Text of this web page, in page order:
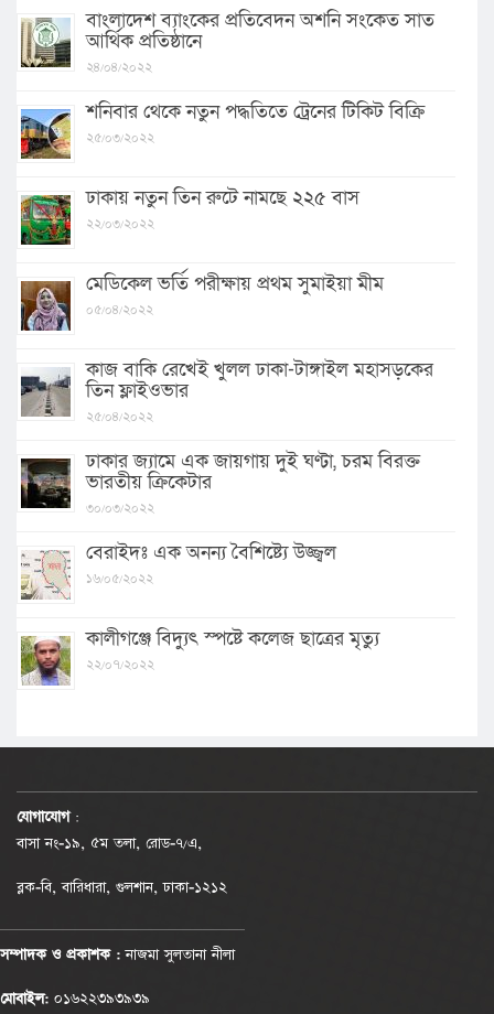
বাংলাদেশ ব্যাংকের প্রতিবেদন অশনি সংকেত সাত
আর্থিক প্রতিষ্ঠানে
২৪/০৪/২০২২
শনিবার থেকে নতুন পদ্ধতিতে ট্রেনের টিকিট বিক্রি
২৫/০৩/২০২২
ঢাকায় নতুন তিন রুটে নামছে ২২৫ বাস
২২/০৩/২০২২
মেডিকেল ভর্তি পরীক্ষায় প্রথম সুমাইয়া মীম
০৫/০৪/২০২২
কাজ বাকি রেখেই খুলল ঢাকা-টাঙ্গাইল মহাসড়কের
তিন ফ্লাইওভার
২৫/০৪/২০২২
ঢাকার জ্যামে এক জায়গায় দুই ঘণ্টা, চরম বিরক্ত
ভারতীয় ক্রিকেটার
৩০/০৩/২০২২
বেরাইদঃ এক অনন্য বৈশিষ্ট্যে উজ্জ্বল
১৬/০৫/২০২২
কালীগঞ্জে বিদ্যুৎ স্পষ্টে কলেজ ছাত্রের মৃত্যু
২২/০৭/২০২২
যোগাযোগ :
বাসা নং-১৯, ৫ম তলা, রোড-৭/এ,
ব্লক-বি, বারিধারা, গুলশান, ঢাকা-১২১২
সম্পাদক ও প্রকাশক :নাজমা সুলতানা নীলা
মোবাইল: ০১৬২২৩৯৩৯৩৯